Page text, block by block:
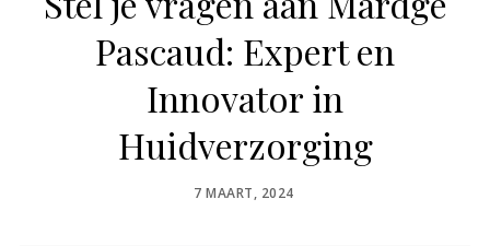
Pascaud: Expert en
Innovator in
Huidverzorging
POSTED
7 MAART, 2024